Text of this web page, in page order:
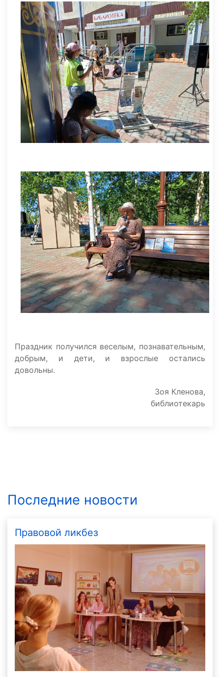
Праздник получился веселым, познавательным,
добрым, и дети, и взрослые остались
довольны.
Зоя Кленова,
библиотекарь
Последние новости
Правовой ликбез